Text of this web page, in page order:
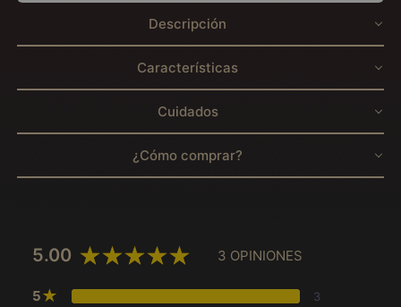
Descripción
Características
Cuidados
¿Cómo comprar?
5.00 3 OPINIONES
5★ 3